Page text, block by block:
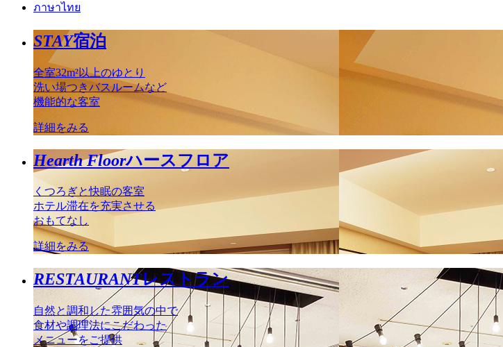
ภาษาไทย
STAY宿泊
全室32m²以上のゆとり
洗い場つきバスルームなど
機能的な客室
詳細をみる
Hearth Floorハースフロア
くつろぎと快眠の客室
ホテル滞在を充実させる
おもてなし
詳細をみる
RESTAURANTレストラン
自然と調和した雰囲気の中で
食材や調理法にこだわった
メニューをご提供